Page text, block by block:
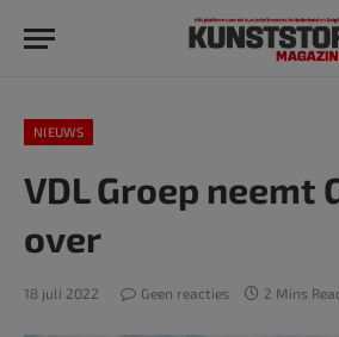
NIEUWS
VDL Groep neemt
over
18 juli 2022 Geen reacties 2 Mins